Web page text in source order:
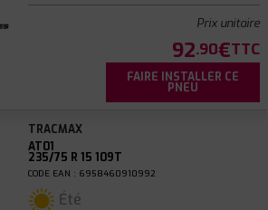
Prix unitaire
92.90€TTC
FAIRE INSTALLER CE
PNEU
TRACMAX
AT01
235/75 R 15 109T
CODE EAN : 6958460910992
Été